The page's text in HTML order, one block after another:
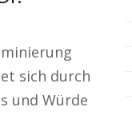
sich durch
und Würde